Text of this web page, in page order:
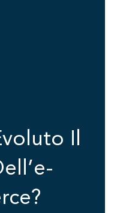
Il